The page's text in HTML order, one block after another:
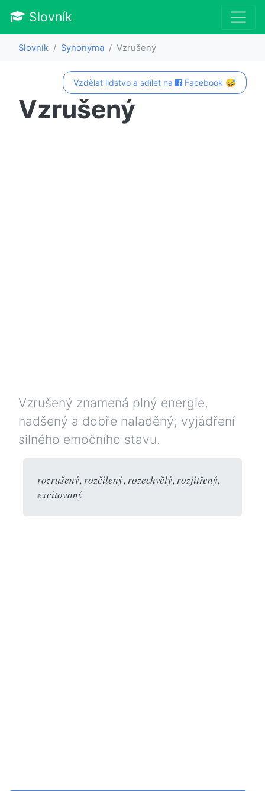
Slovník
Slovník Synonyma Vzrušený
Vzdělat lidstvo a sdílet na Facebook 😅
Vzrušený
Vzrušený znamená plný energie,
nadšený a dobře naladěný; vyjádření
silného emočního stavu.
rozrušený, rozčilený, rozechvělý, rozjitřený,
excitovaný